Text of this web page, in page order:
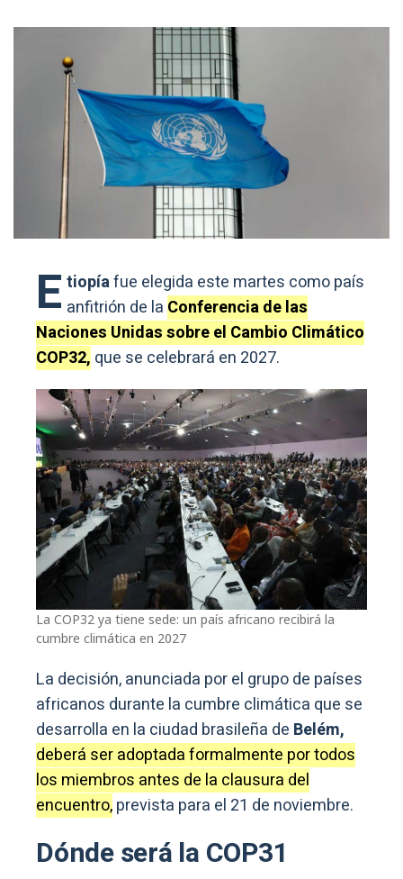
E tiopíafue elegida este martes como país
anfitrión de la Conferencia de las
Naciones Unidas sobre el Cambio Climático
COP32, que se celebrará en 2027.
La COP32 ya tiene sede: un país africano recibirá la
cumbre climática en 2027
La decisión, anunciada por el grupo de países
africanos durante la cumbre climática que se
desarrolla en la ciudad brasileña de Belém,
deberá ser adoptada formalmente por todos
los miembros antes de la clausura del
encuentro,prevista para el 21 de noviembre.
Dónde será la COP31